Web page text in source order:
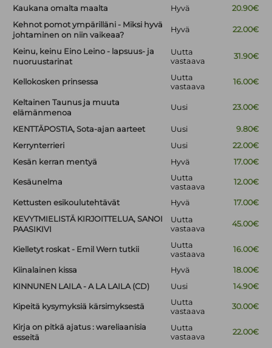
Kaukana omalta maalta Hyvä
20.90€
Kehnot pomot ympärilläni - Miksi hyvä
johtaminen on niin vaikeaa?
Hyvä 22.00€
Keinu, keinu Eino Leino - lapsuus- ja
nuoruustarinat
Uutta
vastaava
31.90€
Kellokosken prinsessa
Uutta
vastaava
16.00€
Keltainen Taunus ja muuta
elämänmenoa
Uusi 23.00€
KENTTÄPOSTIA, Sota-ajan aarteet Uusi
9.80€
Kerrynterrieri
Uusi
22.00€
Kesän kerran mentyä
Hyvä 17.00€
Kesäunelma
Uutta
vastaava
12.00€
Kettusten esikoulutehtävät Hyvä
17.00€
KEVYTMIELISTÄ KIRJOITTELUA, SANOI
PAASIKIVI
Uutta
vastaava
45.00€
Kielletyt roskat - Emil Wern tutkii
Uutta
vastaava
16.00€
Kiinalainen kissa Hyvä
18.00€
KINNUNEN LAILA - A LA LAILA (CD)
Uusi 14.90€
Kipeitä kysymyksiä kärsimyksestä
Uutta
vastaava
30.00€
Kirja on pitkä ajatus : wareliaanisia
esseitä
Uutta
vastaava
22.00€